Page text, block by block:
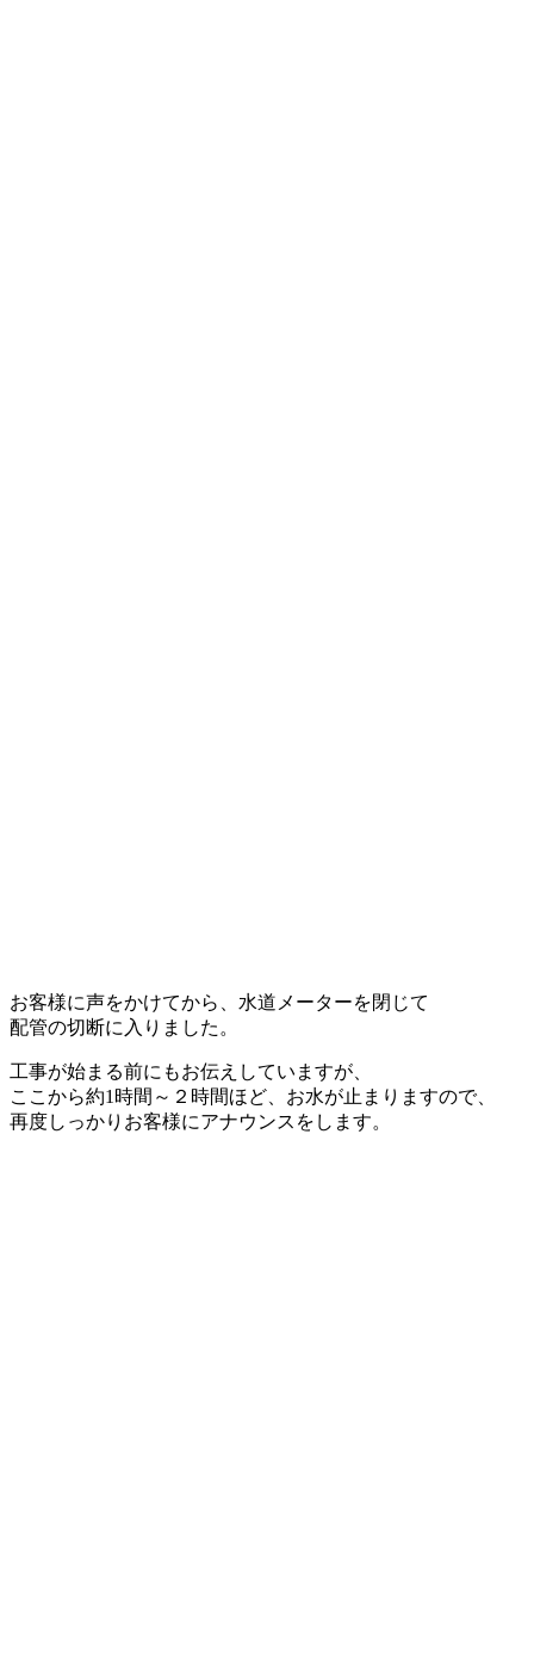
お客様に声をかけてから、水道メーターを閉じて
配管の切断に入りました。
工事が始まる前にもお伝えしていますが、
ここから約1時間～２時間ほど、お水が止まりますので、
再度しっかりお客様にアナウンスをします。